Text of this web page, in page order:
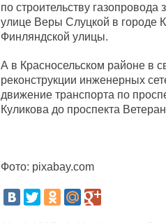
по строительству
улице Веры Слуцкой в городе
Финляндской улицы.
А в Красносельском районе в
реконструкции инженерных
движение транспорта по
Куликова до проспекта
Фото: pixabay.com